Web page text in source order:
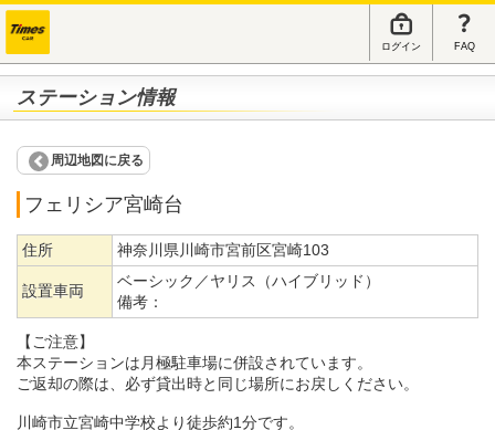
ログイン FAQ
ステーション情報
周辺地図に戻る
フェリシア宮崎台
住所 神奈川県川崎市宮前区宮崎103
設置車両
ベーシック／ヤリス（ハイブリッド）
備考：
【ご注意】
本ステーションは月極駐車場に併設されています。
ご返却の際は、必ず貸出時と同じ場所にお戻しください。
川崎市立宮崎中学校より徒歩約1分です。